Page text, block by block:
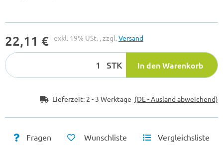
22,11 € exkl. 19% USt. , zzgl.Versand
STK In den Warenkorb
Lieferzeit: 2 - 3 Werktage (DE - Ausland abweichend)
Fragen Wunschliste Vergleichsliste